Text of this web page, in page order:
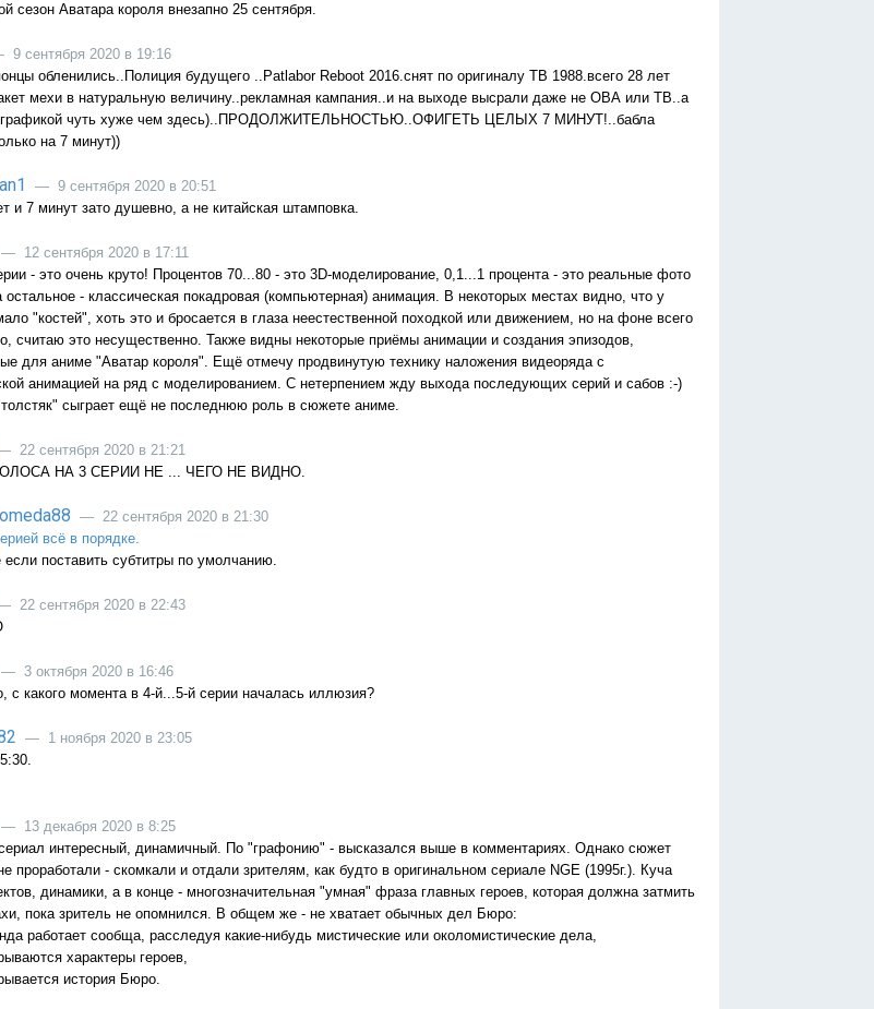
сезон Аватара короля внезапно 25 сентября.
9 сентября 2020 в 19:16
обленились..Полиция будущего ..Patlabor Reboot 2016.снят по оригиналу ТВ 1988.всего 28 лет
мехи в натуральную величину..рекламная кампания..и на выходе высрали даже не ОВА или ТВ..а
чуть хуже чем здесь)..ПРОДОЛЖИТЕЛЬНОСТЬЮ..ОФИГЕТЬ ЦЕЛЫХ 7 МИНУТ!..бабла
на 7 минут))
— 9 сентября 2020 в 20:51
и 7 минут зато душевно, а не китайская штамповка.
— 12 сентября 2020 в 17:11
- это очень круто! Процентов 70...80 - это 3D-моделирование, 0,1...1 процента - это реальные фото
остальное - классическая покадровая (компьютерная) анимация. В некоторых местах видно, что у
"костей", хоть это и бросается в глаза неестественной походкой или движением, но на фоне всего
считаю это несущественно. Также видны некоторые приёмы анимации и создания эпизодов,
для аниме "Аватар короля". Ещё отмечу продвинутую технику наложения видеоряда с
анимацией на ряд с моделированием. С нетерпением жду выхода последующих серий и сабов :-)
сыграет ещё не последнюю роль в сюжете аниме.
22 сентября 2020 в 21:21
НА 3 СЕРИИ НЕ ... ЧЕГО НЕ ВИДНО.
— 22 сентября 2020 в 21:30
всё в порядке.
поставить субтитры по умолчанию.
22 сентября 2020 в 22:43
— 3 октября 2020 в 16:46
с какого момента в 4-й...5-й серии началась иллюзия?
— 1 ноября 2020 в 23:05
— 13 декабря 2020 в 8:25
интересный, динамичный. По "графонию" - высказался выше в комментариях. Однако сюжет
проработали - скомкали и отдали зрителям, как будто в оригинальном сериале NGE (1995г.). Куча
динамики, а в конце - многозначительная "умная" фраза главных героев, которая должна затмить
пока зритель не опомнился. В общем же - не хватает обычных дел Бюро:
работает сообща, расследуя какие-нибудь мистические или околомистические дела,
характеры героев,
история Бюро.